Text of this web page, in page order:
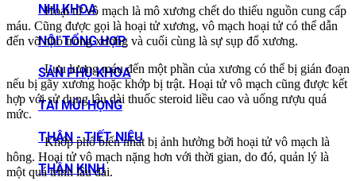
NHI KHOA
NỘI TỔNG HỢP
SẢN PHỤ KHOA
TAI MŨI HỌNG
THẬN - TIẾT NIỆU
THẦN KINH
Hoại tử vô mạch là mô xương chết do thiếu nguồn cung cấp
máu. Cũng được gọi là hoại tử xương, vô mạch hoại tử có thể dẫn
đến vỡ nhỏ trong xương và cuối cùng là sự sụp đổ xương.
Lưu lượng máu đến một phần của xương có thể bị gián đoạn
nếu bị gãy xương hoặc khớp bị trật. Hoại tử vô mạch cũng được kết
hợp với sử dụng lâu dài thuốc steroid liều cao và uống rượu quá
mức.
Khớp phổ biến nhất bị ảnh hưởng bởi hoại tử vô mạch là
hông. Hoại tử vô mạch nặng hơn với thời gian, do đó, quản lý là
một quá trình lâu dài.